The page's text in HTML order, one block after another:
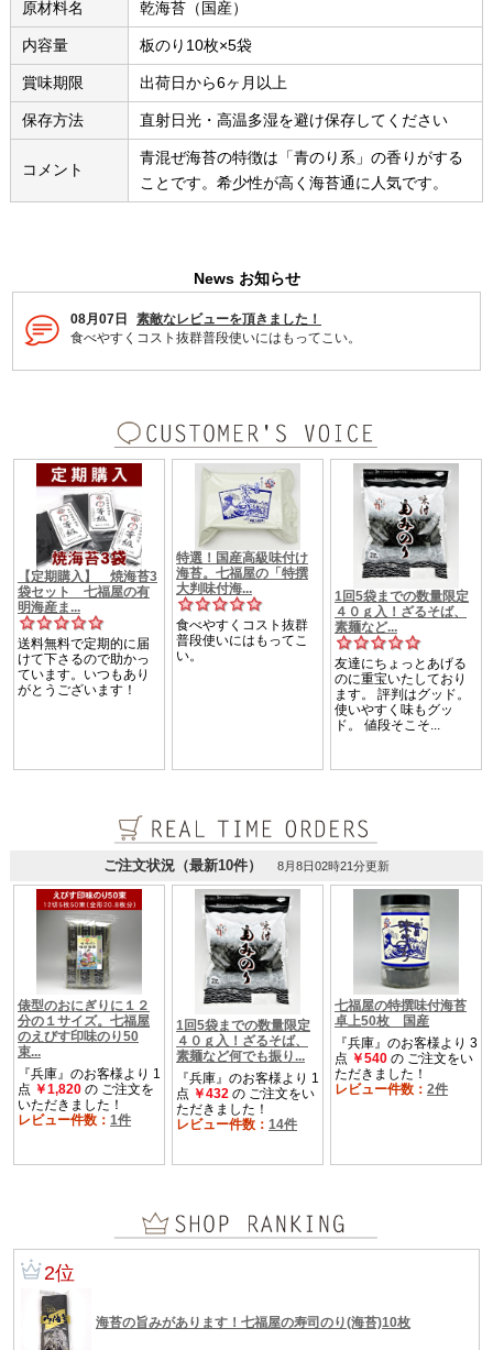
原材料名 乾海苔（国産）
内容量 板のり10枚×5袋
賞味期限 出荷日から6ヶ月以上
保存方法 直射日光・高温多湿を避け保存してください
コメント
青混ぜ海苔の特徴は「青のり系」の香りがする
ことです。希少性が高く海苔通に人気です。